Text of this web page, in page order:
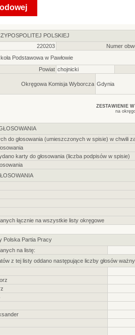
POLSKIEJ
220203
Numer
Podstawowa w Pawłowie
Powiat chojnicki
Okręgowa Komisja Wyborcza Gdynia
ZESTAWIENIE
na
do głosowania (umieszczonych w spisie) w chwili
karty do głosowania (liczba podpisów w spisie)
łącznie na wszystkie listy okręgowe
Polska Partia Pracy
na listę:
z tej listy oddano następujące liczby głosów